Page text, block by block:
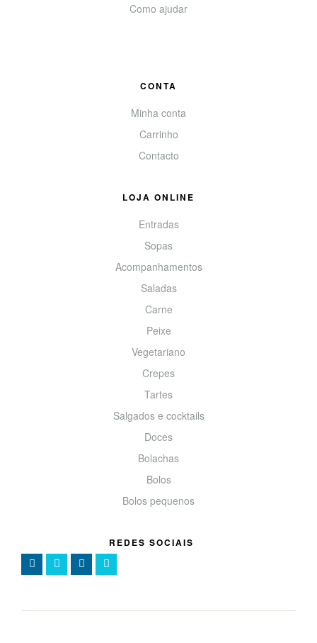
Como ajudar
CONTA
Minha conta
Carrinho
Contacto
LOJA ONLINE
Entradas
Sopas
Acompanhamentos
Saladas
Carne
Peixe
Vegetariano
Crepes
Tartes
Salgados e cocktails
Doces
Bolachas
Bolos
Bolos pequenos
REDES SOCIAIS